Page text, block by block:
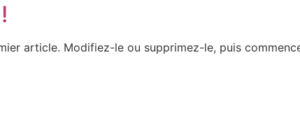
article. Modifiez-le ou supprimez-le, puis